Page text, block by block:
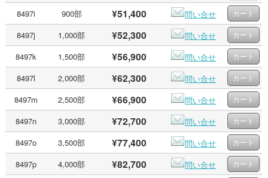
8497i
900部 ¥51,400
問い合せ
8497j
1,000部 ¥52,300
問い合せ
8497k
1,500部 ¥56,900
問い合せ
8497l
2,000部 ¥62,300
問い合せ
8497m
2,500部 ¥66,900
問い合せ
8497n
3,000部 ¥72,700
問い合せ
8497o
3,500部 ¥77,400
問い合せ
8497p
4,000部 ¥82,700
問い合せ